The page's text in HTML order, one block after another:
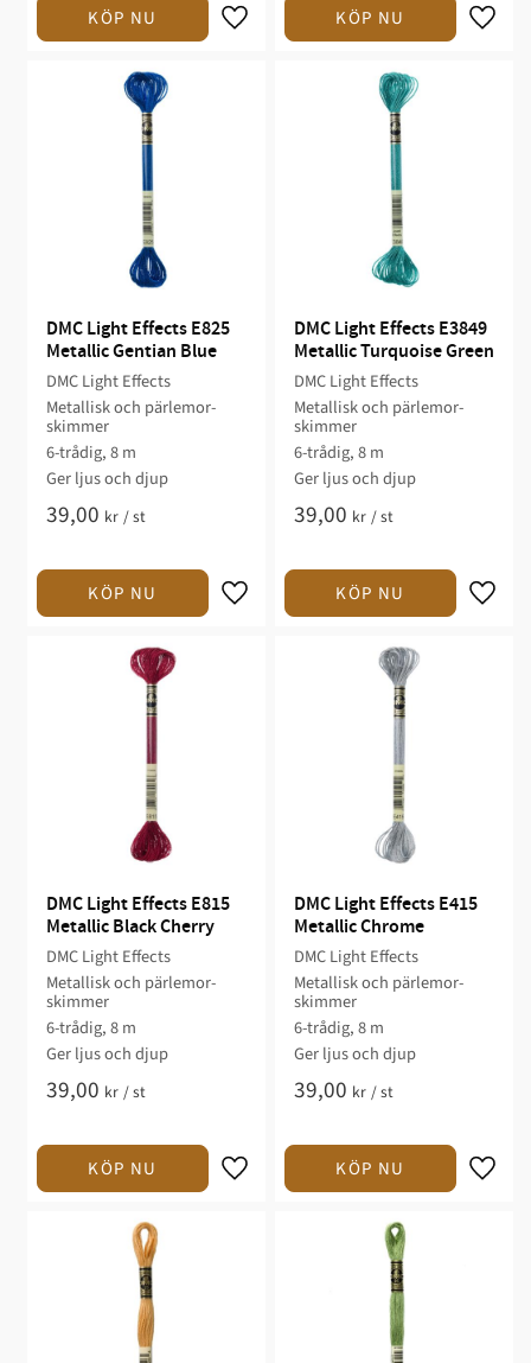
DMC Light Effects E825
Metallic Gentian Blue
DMC Light Effects
Metallisk och pärlemor-
skimmer
6-trådig, 8 m
Ger ljus och djup
39,00 kr /st
DMC Light Effects E3849
Metallic Turquoise Green
DMC Light Effects
Metallisk och pärlemor-
skimmer
6-trådig, 8 m
Ger ljus och djup
39,00 kr /st
DMC Light Effects E815
Metallic Black Cherry
DMC Light Effects
Metallisk och pärlemor-
skimmer
6-trådig, 8 m
Ger ljus och djup
39,00 kr /st
DMC Light Effects E415
Metallic Chrome
DMC Light Effects
Metallisk och pärlemor-
skimmer
6-trådig, 8 m
Ger ljus och djup
39,00 kr /st